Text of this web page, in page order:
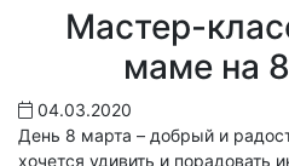
Мастер-
маме на
04.03.2020
День 8 марта – добрый и
хочется удивить и